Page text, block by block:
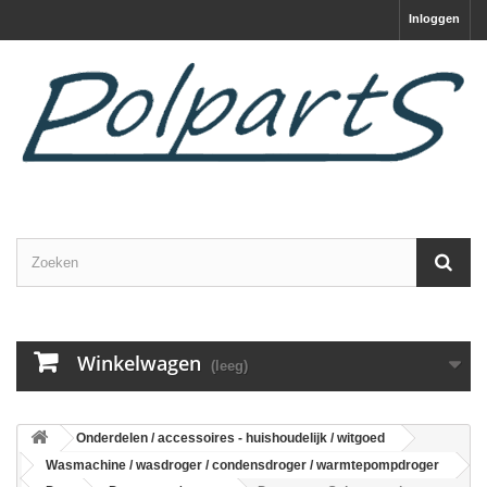
Inloggen
Winkelwagen (leeg)
Onderdelen / accessoires - huishoudelijk / witgoed
Wasmachine / wasdroger / condensdroger / warmtepompdroger